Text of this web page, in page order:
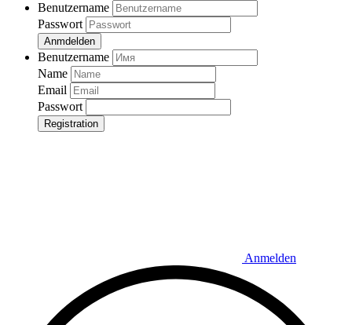
Benutzername
Passwort
Anmdelden
Benutzername
Name
Email
Passwort
Registration
Anmelden